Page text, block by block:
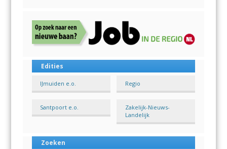
Edities
IJmuiden e.o. Regio
Santpoort e.o.
Zakelijk-Nieuws-
Landelijk
Zoeken